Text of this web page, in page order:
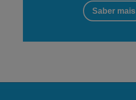
Saber mais